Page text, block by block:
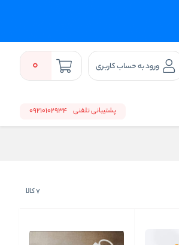
ورود به حساب کاربری 0
پشتیبانی تلفنی 09210102934
7کالا